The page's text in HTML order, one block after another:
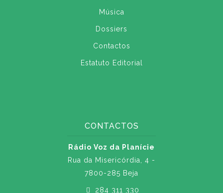
Música
Dossiers
Contactos
Estatuto Editorial
CONTACTOS
Rádio Voz da Planície
Rua da Misericórdia, 4 -
7800-285 Beja
284 311 330